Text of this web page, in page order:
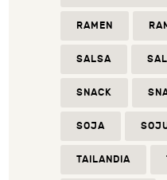
RAMEN
SALSA
SNACK
SOJA
TAILANDIA